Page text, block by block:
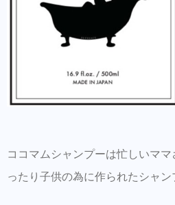
ココマムシャンプーは忙しいマ
ったり子供の為に作られたシャン